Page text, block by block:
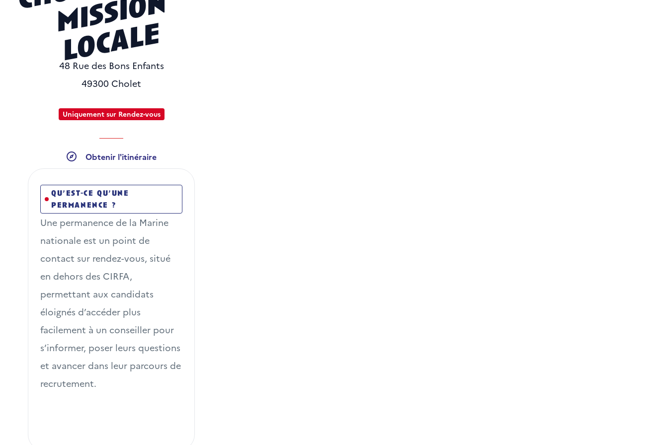
n
e
48 Rue des Bons Enfants
49300 Cholet
Uniquement sur Rendez-vous
Obtenir l'itinéraire
Obtenir l'itinéraire
Numéro de téléphone
0228242056
qu’est-ce qu’une
permanence ?
Une permanence de la Marine
nationale est un point de
contact sur rendez-vous, situé
en dehors des CIRFA,
permettant aux candidats
éloignés d’accéder plus
facilement à un conseiller pour
s’informer, poser leurs questions
et avancer dans leur parcours de
recrutement.